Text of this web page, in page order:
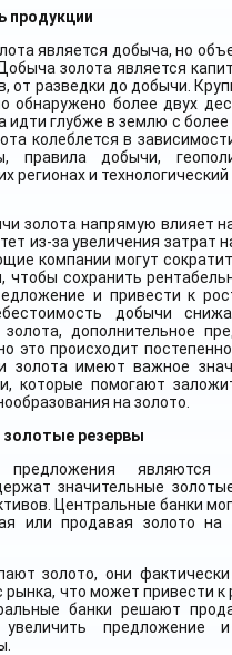
продукции
является добыча, но
золота является
от разведки до добычи.
обнаружено более двух
идти глубже в землю с
колеблется в
правила добычи,
и технологический
золота напрямую влияет
из-за увеличения затрат
компании могут
сохранить
и привести к
добычи
дополнительное
это происходит
золота имеют важное
которые помогают
на золото.
золотые резервы
являются
значительные
Центральные банки
или продавая золото на
золото, они
что может привести к
банки решают
предложение